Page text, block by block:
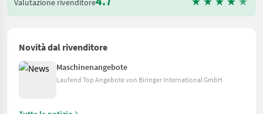
Valutazione rivenditore
Novità dal rivenditore
Maschinenangebote
Laufend Top Angebote von Biringer International GmbH